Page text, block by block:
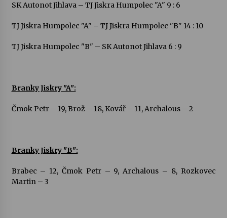
30. 6. 2026
SK Autonot Jihlava – TJ Jiskra Humpolec "A" 9 : 6
TJ Jiskra Humpolec "A" – TJ Jiskra Humpolec "B" 14 : 10
TJ Jiskra Humpolec "B" – SK Autonot Jihlava 6 : 9
Branky Jiskry "A":
Čmok Petr – 19, Brož – 18, Kovář – 11, Archalous – 2
Branky Jiskry "B":
Brabec – 12, Čmok Petr – 9, Archalous – 8, Rozkovec
Martin – 3